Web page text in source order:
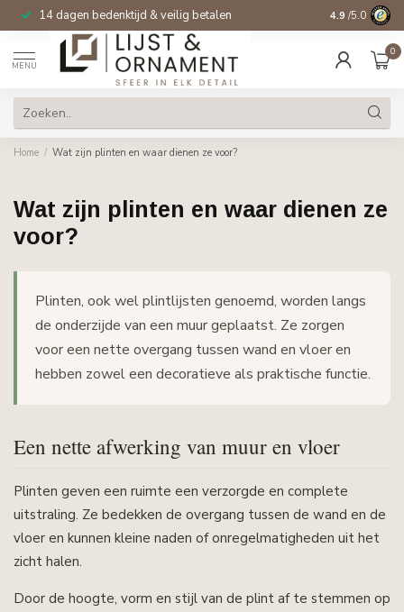
14 dagen bedenktijd & veilig betalen 4.9 /5.0
MENU
0
Home / Wat zijn plinten en waar dienen ze voor?
Wat zijn plinten en waar dienen ze
voor?
Plinten, ook wel plintlijsten genoemd, worden langs
de onderzijde van een muur geplaatst. Ze zorgen
voor een nette overgang tussen wand en vloer en
hebben zowel een decoratieve als praktische functie.
Een nette afwerking van muur en vloer
Plinten geven een ruimte een verzorgde en complete
uitstraling. Ze bedekken de overgang tussen de wand en de
vloer en kunnen kleine naden of onregelmatigheden uit het
zicht halen.
Door de hoogte, vorm en stijl van de plint af te stemmen op